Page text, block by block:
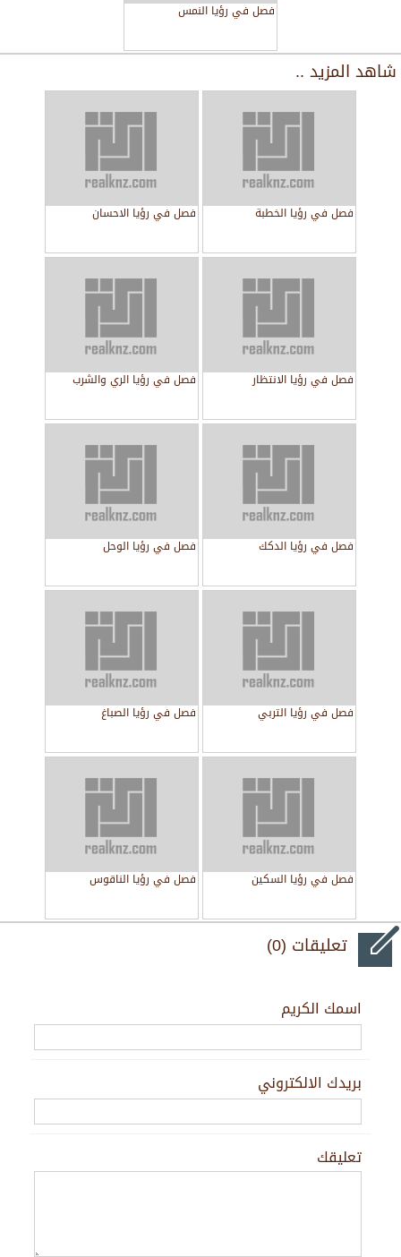
فصل في رؤيا النمس
شاهد المزيد ..
فصل في رؤيا الخطبة فصل في رؤيا الاحسان
فصل في رؤيا الانتظار فصل في رؤيا الري والشرب
فصل في رؤيا الدكك فصل في رؤيا الوحل
فصل في رؤيا التربي فصل في رؤيا الصباغ
فصل في رؤيا السكين فصل في رؤيا الناقوس
تعليقات (0)
اسمك الكريم
بريدك الالكتروني
تعليقك